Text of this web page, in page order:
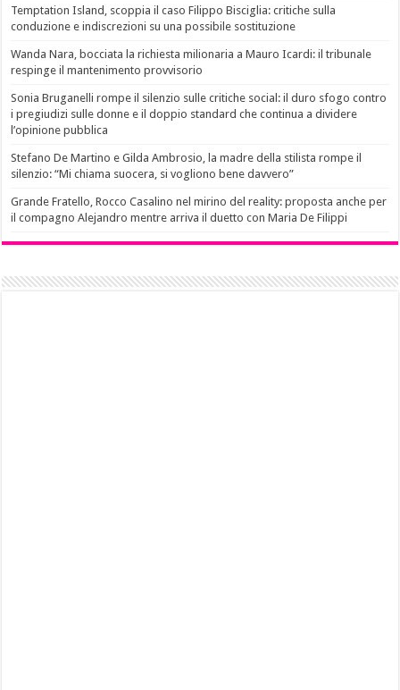
Temptation Island, scoppia il caso Filippo Bisciglia: critiche sulla
conduzione e indiscrezioni su una possibile sostituzione
Wanda Nara, bocciata la richiesta milionaria a Mauro Icardi: il tribunale
respinge il mantenimento provvisorio
Sonia Bruganelli rompe il silenzio sulle critiche social: il duro sfogo contro
i pregiudizi sulle donne e il doppio standard che continua a dividere
l’opinione pubblica
Stefano De Martino e Gilda Ambrosio, la madre della stilista rompe il
silenzio: “Mi chiama suocera, si vogliono bene davvero”
Grande Fratello, Rocco Casalino nel mirino del reality: proposta anche per
il compagno Alejandro mentre arriva il duetto con Maria De Filippi